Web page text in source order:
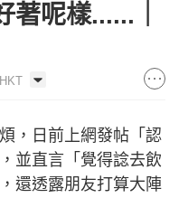
呢樣......｜
，日前上網發帖「認
並直言「覺得諗去飲
還透露朋友打算大陣